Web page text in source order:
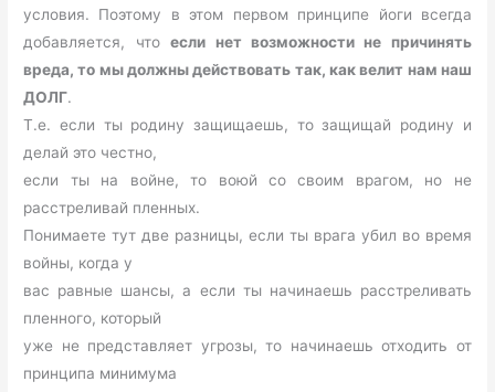
условия. Поэтому в этом первом принципе йоги всегда
добавляется, чтоесли нет возможности не причинять
вреда, то мы должны действовать так, как велит нам наш
ДОЛГ.
Т.е. если ты родину защищаешь, то защищай родину и
делай это честно,
если ты на войне, то воюй со своим врагом, но не
расстреливай пленных.
Понимаете тут две разницы, если ты врага убил во время
войны, когда у
вас равные шансы, а если ты начинаешь расстреливать
пленного, который
уже не представляет угрозы, то начинаешь отходить от
принципа минимума